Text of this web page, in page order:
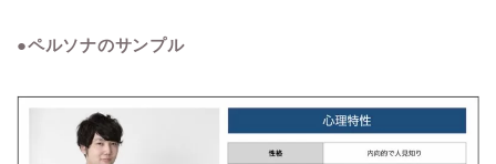
●ペルソナのサンプル